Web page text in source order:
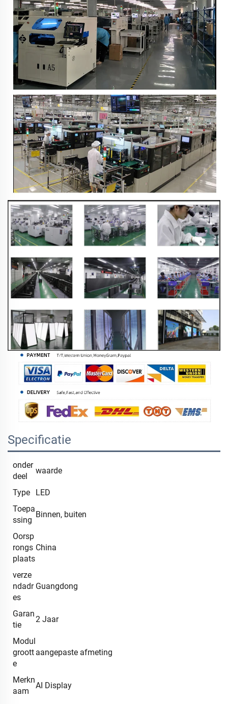
Specificatie
onder
deel
waarde
Type
LED
Toepa
ssing
Binnen, buiten
Oorsp
rongs
plaats
China
verze
ndadr
es
Guangdong
Garan
tie
2 Jaar
Modul
groott
e
aangepaste afmeting
Merkn
aam
AI Display